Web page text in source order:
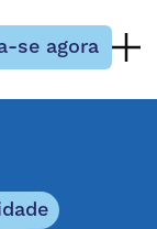
se agora